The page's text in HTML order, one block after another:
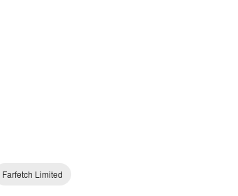
Farfetch Limited